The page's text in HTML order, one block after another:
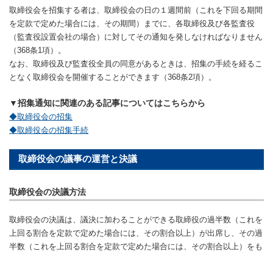
取締役会を招集する者は、取締役会の日の１週間前（これを下回る期間
を定款で定めた場合には、その期間）までに、各取締役及び各監査役
（監査役設置会社の場合）に対してその通知を発しなければなりません
（368条1項）。
なお、取締役及び監査役全員の同意があるときは、招集の手続を経るこ
となく取締役会を開催することができます（368条2項）。
▼招集通知に関連のある記事についてはこちらから
◆取締役会の招集
◆取締役会の招集手続
取締役会の議事の運営と決議
取締役会の決議方法
取締役会の決議は、議決に加わることができる取締役の過半数（これを
上回る割合を定款で定めた場合には、その割合以上）が出席し、その過
半数（これを上回る割合を定款で定めた場合には、その割合以上）をも